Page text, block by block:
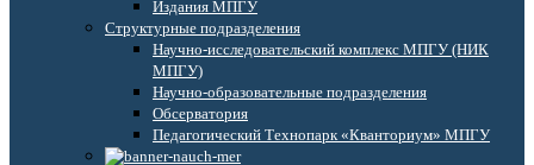
Издания МПГУ
Структурные подразделения
Научно-исследовательский комплекс МПГУ (НИК
МПГУ)
Научно-образовательные подразделения
Обсерватория
Педагогический Технопарк «Кванториум» МПГУ